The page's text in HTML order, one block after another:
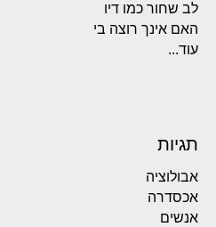
לב שחור כמו דיו
האם אינך רוצה בי
עוד...
תגיות
אבולוציה
אכסדרה
אנשים